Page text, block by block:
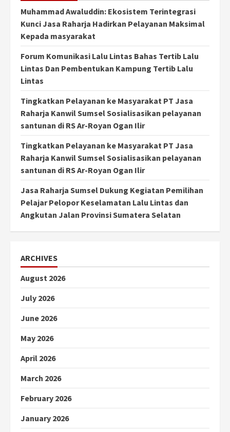
Muhammad Awaluddin: Ekosistem Terintegrasi
Kunci Jasa Raharja Hadirkan Pelayanan Maksimal
Kepada masyarakat
Forum Komunikasi Lalu Lintas Bahas Tertib Lalu
Lintas Dan Pembentukan Kampung Tertib Lalu
Lintas
Tingkatkan Pelayanan ke Masyarakat PT Jasa
Raharja Kanwil Sumsel Sosialisasikan pelayanan
santunan di RS Ar-Royan Ogan Ilir
Tingkatkan Pelayanan ke Masyarakat PT Jasa
Raharja Kanwil Sumsel Sosialisasikan pelayanan
santunan di RS Ar-Royan Ogan Ilir
Jasa Raharja Sumsel Dukung Kegiatan Pemilihan
Pelajar Pelopor Keselamatan Lalu Lintas dan
Angkutan Jalan Provinsi Sumatera Selatan
ARCHIVES
August 2026
July 2026
June 2026
May 2026
April 2026
March 2026
February 2026
January 2026